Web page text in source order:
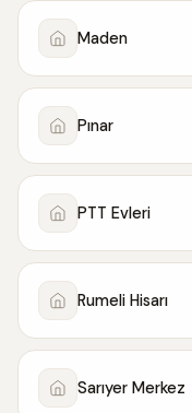
Maden
Pınar
PTT Evleri
Rumeli Hisarı
Sarıyer Merkez